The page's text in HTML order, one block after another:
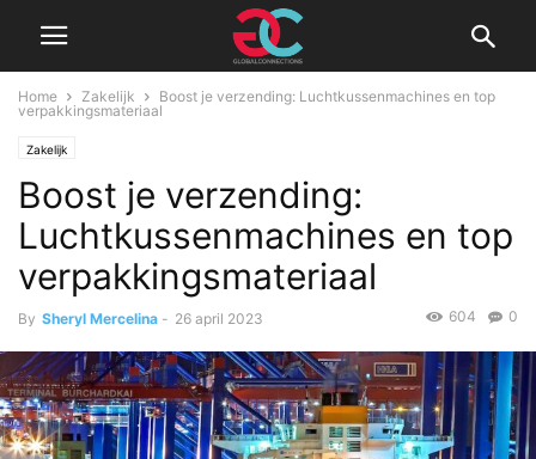
Home Zakelijk
Boost je verzending: Luchtkussenmachines en top
verpakkingsmateriaal
Zakelijk
Boost je verzending:
Luchtkussenmachines en top
verpakkingsmateriaal
By Sheryl Mercelina - 26 april 2023 0
604